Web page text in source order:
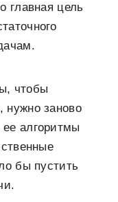
главная цель
чтобы
нужно заново
ее алгоритмы
бы пустить